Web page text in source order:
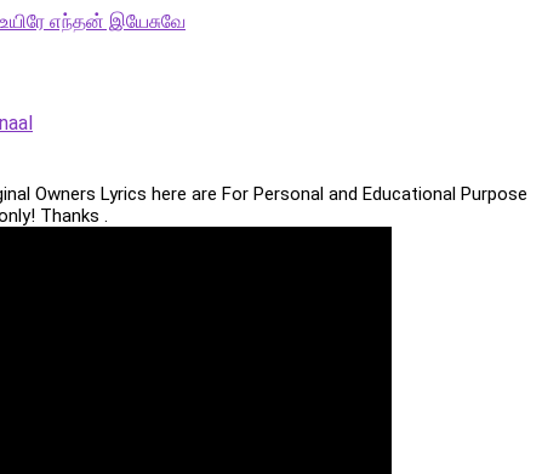
உயிரே எந்தன் இயேசுவே
Owners Lyrics here are For Personal and Educational Purpose
Thanks .